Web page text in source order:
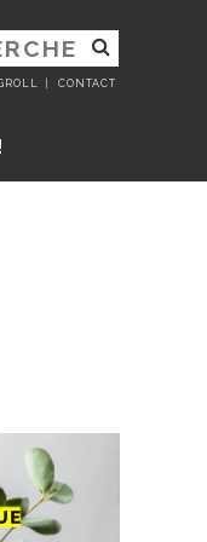
CONTACT